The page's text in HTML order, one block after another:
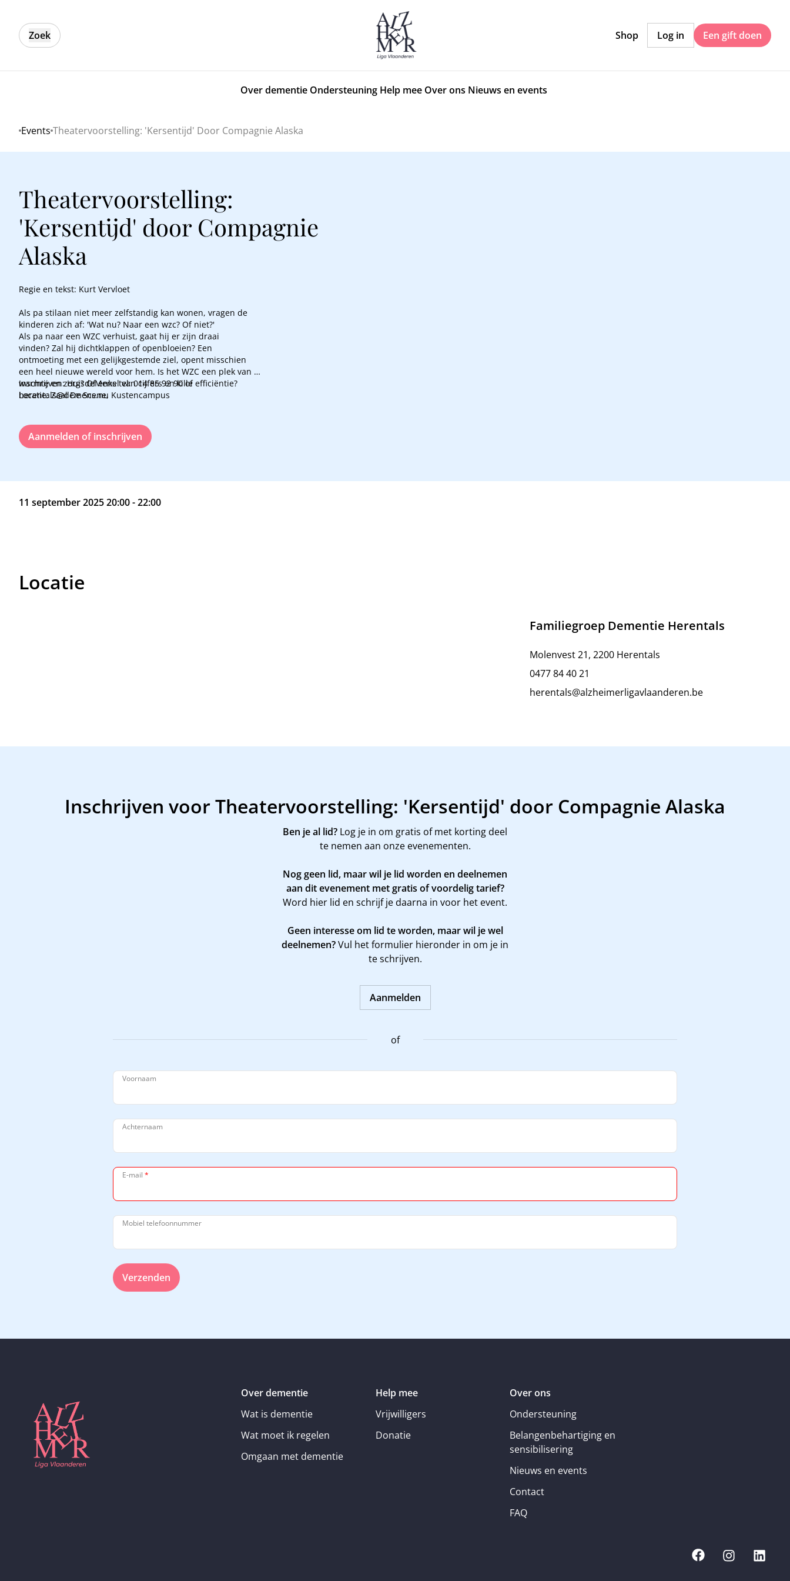
Zoek Shop Log in Een gift doen
Over dementie Ondersteuning Help mee Over ons Nieuws en events
Home
Events Theatervoorstelling: 'Kersentijd' Door Compagnie Alaska
Theatervoorstelling:
'Kersentijd' door Compagnie
Alaska
Regie en tekst: Kurt Vervloet
Als pa stilaan niet meer zelfstandig kan wonen, vragen de
kinderen zich af: 'Wat nu? Naar een wzc? Of niet?'
Als pa naar een WZC verhuist, gaat hij er zijn draai
vinden? Zal hij dichtklappen of openbloeien? Een
ontmoeting met een gelijkgestemde ziel, opent misschien
een heel nieuwe wereld voor hem. Is het WZC een plek van
warmte en zorg? Of enkel van cijfers en kille efficiëntie?
Locatie: Zaal De Scene, Kustencampus
Inschrijven: HuisdeMens tel: 014 85 92 90 of
herentals@demens.nu
Aanmelden of inschrijven
11 september 2025 20:00 - 22:00
Locatie
Familiegroep Dementie Herentals
Molenvest 21, 2200 Herentals
0477 84 40 21
herentals@alzheimerligavlaanderen.be
Inschrijven voor Theatervoorstelling: 'Kersentijd' door Compagnie Alaska
Ben je al lid? Log je in om gratis of met korting deel
te nemen aan onze evenementen.
Nog geen lid, maar wil je lid worden en deelnemen
aan dit evenement met gratis of voordelig tarief?
Word hier lid en schrijf je daarna in voor het event.
Geen interesse om lid te worden, maar wil je wel
deelnemen?Vul het formulier hieronder in om je in
te schrijven.
Aanmelden
of
Voornaam
Achternaam
E-mail *
Mobiel telefoonnummer
Verzenden
Over dementie
Wat is dementie
Wat moet ik regelen
Omgaan met dementie
Help mee
Vrijwilligers
Donatie
Over ons
Ondersteuning
Belangenbehartiging en
sensibilisering
Nieuws en events
Contact
FAQ